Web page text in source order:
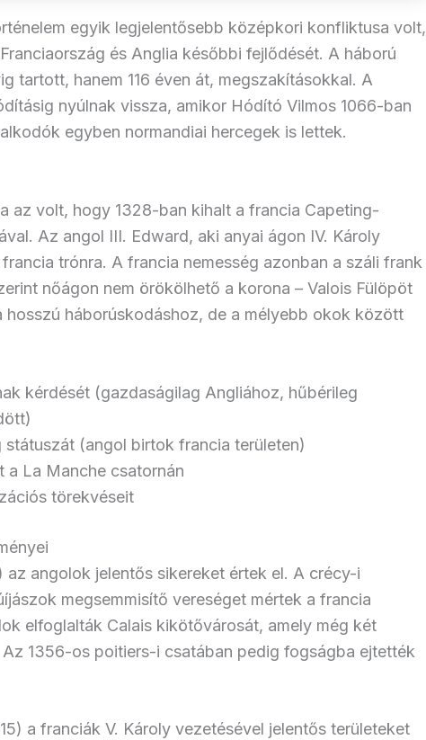
egyik legjelentősebb középkori konfliktusa volt,
és Anglia későbbi fejlődését. A háború
tartott, hanem 116 éven át, megszakításokkal. A
nyúlnak vissza, amikor Hódító Vilmos 1066-ban
egyben normandiai hercegek is lettek.
az volt, hogy 1328-ban kihalt a francia Capeting-
Az angol III. Edward, aki anyai ágon IV. Károly
trónra. A francia nemesség azonban a száli frank
nőágon nem örökölhető a korona – Valois Fülöpöt
háborúskodáshoz, de a mélyebb okok között
kérdését (gazdaságilag Angliához, hűbérileg
státuszát (angol birtok francia területen)
a La Manche csatornán
törekvéseit
angolok jelentős sikereket értek el. A crécy-i
megsemmisítő vereséget mértek a francia
elfoglalták Calais kikötővárosát, amely még két
1356-os poitiers-i csatában pedig fogságba ejtették
a franciák V. Károly vezetésével jelentős területeket